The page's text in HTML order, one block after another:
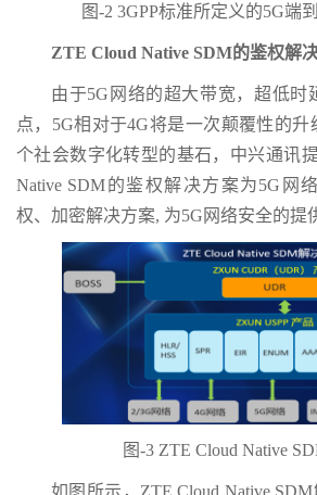
图-2 3GPP标准所定义的5G端
ZTE Cloud Native SDM的鉴权解
由于5G网络的超大带宽，超低时
点，5G相对于4G将是一次颠覆性的
个社会数字化转型的基石，中兴通讯
Native SDM的鉴权解决方案为5G网
权、加密解决方案, 为5G网络安全的提
图-3 ZTE Cloud Native